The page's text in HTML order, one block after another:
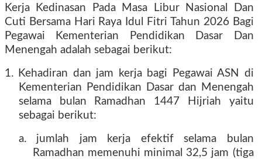
Kerja Kedinasan Pada Masa Libur Nasional Dan
Cuti Bersama Hari Raya Idul Fitri Tahun 2026 Bagi
Pegawai Kementerian Pendidikan Dasar Dan
Menengah adalah sebagai berikut:
1. Kehadiran dan jam kerja bagi Pegawai ASN di
Kementerian Pendidikan Dasar dan Menengah
selama bulan Ramadhan 1447 Hijriah yaitu
sebagai berikut:
a. jumlah jam kerja efektif selama bulan
Ramadhan memenuhi minimal 32,5 jam (tiga